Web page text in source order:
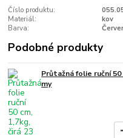
Číslo produktu:
Materiál:
kov
Barva:
Podobné produkty
Průtažná folie ruční 50
my